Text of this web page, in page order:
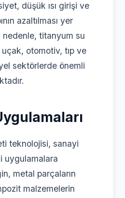
düşük ısı girişi ve
azaltılması yer
nedenle, titanyum su
otomotiv, tıp ve
sektörlerde önemli
teknolojisi, sanayi
uygulamalara
metal parçaların
malzemelerin